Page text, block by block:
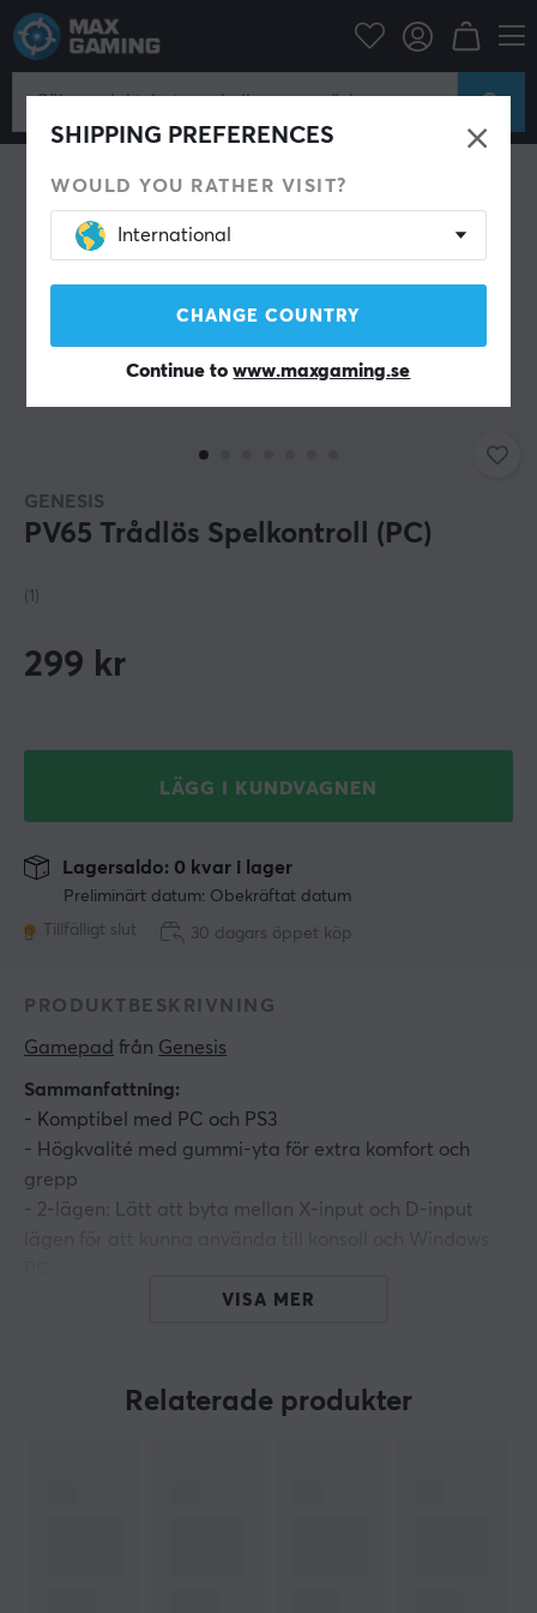
SHIPPING PREFERENCES
WOULD YOU RATHER VISIT?
International
CHANGE COUNTRY
Continue towww.maxgaming.se
Datortillbehör Gamepad
GENESIS
PV65 Trådlös Spelkontroll (PC)
(1)
299 kr
LÄGG I KUNDVAGNEN
Preliminärt datum: Obekräftat datum
Tillfälligt slut
Lagersaldo: 0 kvar i lager
30 dagars öppet köp
PRODUKTBESKRIVNING
Gamepad från Genesis
Sammanfattning:
- Komptibel med PC och PS3
- Högkvalité med gummi-yta för extra komfort och
grepp
- 2-lägen: Lätt att byta mellan X-input och D-input
- Vibration för att maximera spelupplevelsen
ARTIKELNUMMER
VISA MER
Relaterade produkter